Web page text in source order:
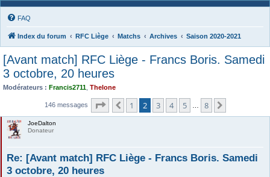
FAQ
Index du forum RFC Liège Matchs Archives Saison 2020-2021
[Avant match] RFC Liège - Francs Boris. Samedi
3 octobre, 20 heures
Modérateurs : Francis2711 Thelone
146 messages Page sur8
Précédente
1 2 3 4 5 8
JoeDalton
Donateur
Re: [Avant match] RFC Liège - Francs Boris. Samedi
3 octobre, 20 heures